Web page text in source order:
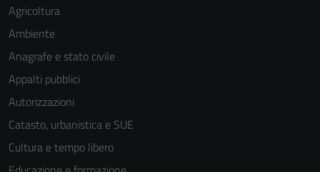
Agricoltura
Ambiente
Anagrafe e stato civile
Appalti pubblici
Autorizzazioni
Catasto, urbanistica e SUE
Cultura e tempo libero